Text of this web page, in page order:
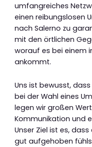
umfangreiches
einen reibungslosen
nach Salerno zu
mit den örtlichen
worauf es bei einem
ankommt.
Uns ist bewusst,
bei der Wahl eines
legen wir großen
Kommunikation und
Unser Ziel ist es,
gut aufgehoben